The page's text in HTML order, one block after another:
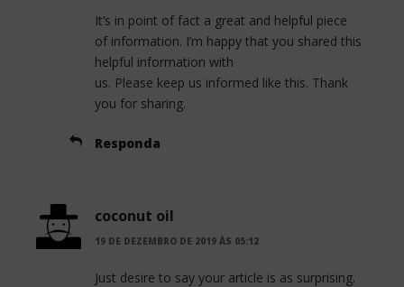
It’s in point of fact a great and helpful piece
of information. I’m happy that you shared this
helpful information with
us. Please keep us informed like this. Thank
you for sharing.
Responda
coconut oil
19 DE DEZEMBRO DE 2019 ÀS 05:12
Just desire to say your article is as surprising.